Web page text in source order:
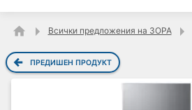
Всички предложения на ЗОРА
ПРЕДИШЕН ПРОДУКТ